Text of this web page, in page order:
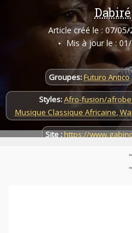
Article créé le : 07/05/
Mis à jour le :
Groupes:Futuro Antico
Styles:Afro-fusion/
Musique Classique Africaine,
Site : https://
"
"